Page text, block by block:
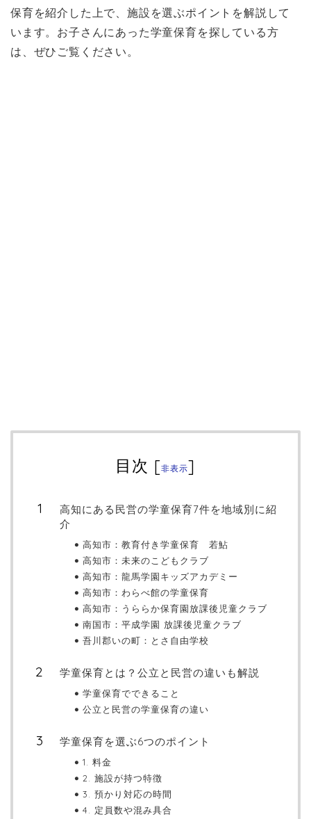
保育を紹介した上で、施設を選ぶポイントを解説して
います。お子さんにあった学童保育を探している方
は、ぜひご覧ください。
目次 [非表示]
高知にある民営の学童保育7件を地域別に紹
介
高知市：教育付き学童保育 若鮎
高知市：未来のこどもクラブ
高知市：龍馬学園キッズアカデミー
高知市：わらべ館の学童保育
高知市：うららか保育園放課後児童クラブ
南国市：平成学園 放課後児童クラブ
吾川郡いの町：とさ自由学校
学童保育とは？公立と民営の違いも解説
学童保育でできること
公立と民営の学童保育の違い
学童保育を選ぶ6つのポイント
1. 料金
2. 施設が持つ特徴
3. 預かり対応の時間
4. 定員数や混み具合